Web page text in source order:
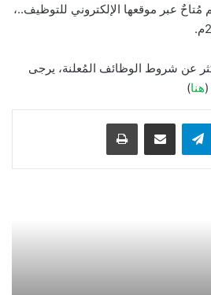
عبر موقعها الإلكتروني للتوظيف..،
عن شروط الوظائف المُعلنة، يرجى
هنا)
تيلقرام مشاركة عبر البريد طباعة